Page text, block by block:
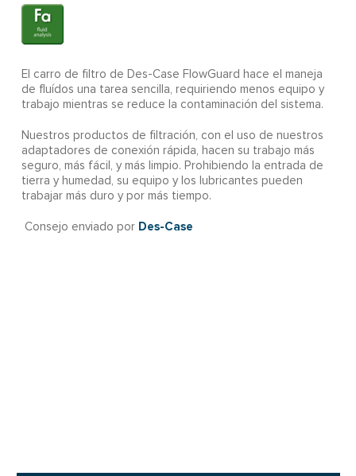
El carro de filtro de Des-Case FlowGuard hace el maneja
de fluídos una tarea sencilla, requiriendo menos equipo y
trabajo mientras se reduce la contaminación del sistema.
Nuestros productos de filtración, con el uso de nuestros
adaptadores de conexión rápida, hacen su trabajo más
seguro, más fácil, y más limpio. Prohibiendo la entrada de
tierra y humedad, su equipo y los lubricantes pueden
trabajar más duro y por más tiempo.
Consejo enviado por Des-Case